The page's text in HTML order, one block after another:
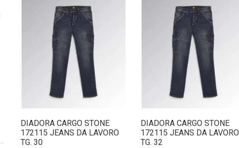
DIADORA CARGO STONE
172115 JEANS DA LAVORO
TG. 30
DIADORA CARGO STONE
172115 JEANS DA LAVORO
TG. 32